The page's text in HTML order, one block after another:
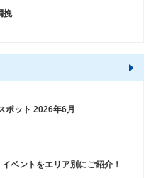
挽
ポット 2026年6月
ベントをエリア別にご紹介！